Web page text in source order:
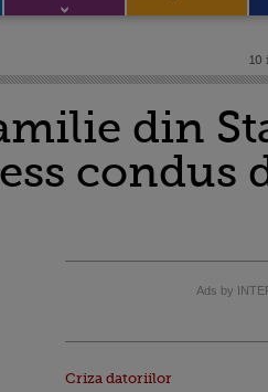
10
din
condus
Ads by
Criza datoriilor